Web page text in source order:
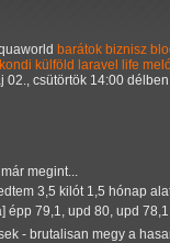
barátok biznisz
kondi külföld laravel life
02., csütörtök 14:00 délben
megint...
3,5 kilót 1,5 hónap
épp 79,1, upd 80, upd
- brutalisan megy a